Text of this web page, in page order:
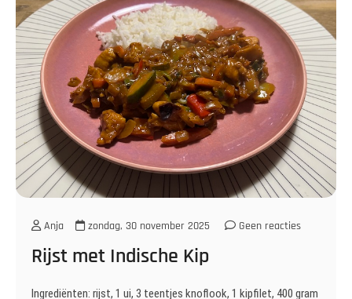
Anja zondag, 30 november 2025 Geen reacties
Rijst met Indische Kip
Ingrediënten: rijst, 1 ui, 3 teentjes knoflook, 1 kipfilet, 400 gram